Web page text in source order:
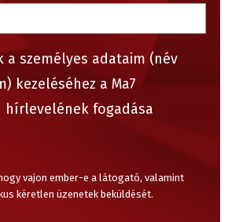
a személyes adataim (név
kezeléséhez a Ma7
hírlevelének fogadása
vajon ember-e a látogató, valamint
kéretlen üzenetek beküldését.